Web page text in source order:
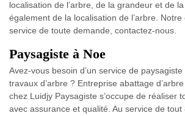
localisation de l’arbre, de la grandeur et de
également de la localisation de l’arbre. Notre
service de toute demande, contactez-nous.
Paysagiste à Noe
Avez-vous besoin d’un service de
travaux d’arbre ? Entreprise abattage
chez Luidjy Paysagiste s’occupe de réaliser
avec assurance et qualité. Au service de